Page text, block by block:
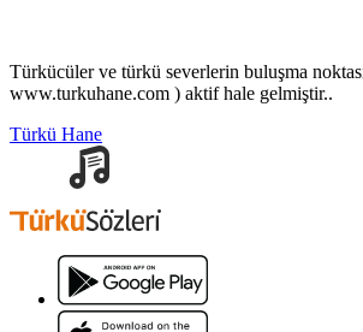
Türkücüler ve türkü severlerin buluşma
www.turkuhane.com ) aktif hale gelmiştir..
Türkü Hane